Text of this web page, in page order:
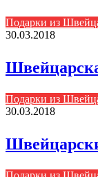
Подарки из
30.03.2018
Подарки из
30.03.2018